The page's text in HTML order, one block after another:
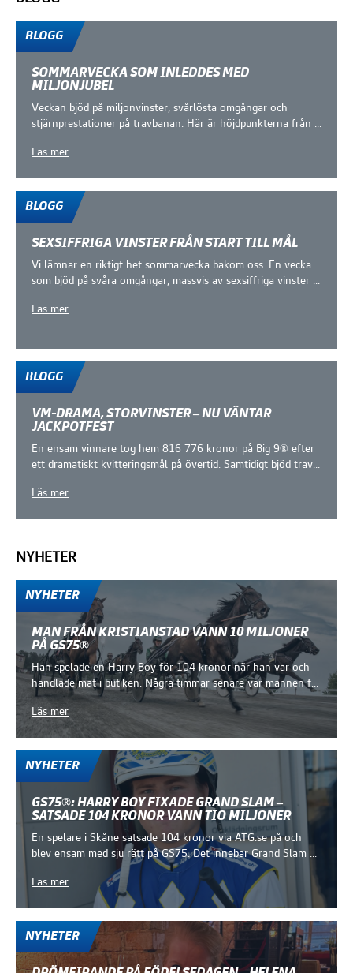
BLOGG
SOMMARVECKA SOM INLEDDES MED
MILJONJUBEL
Veckan bjöd på miljonvinster, svårlösta omgångar och
stjärnprestationer på travbanan. Här är höjdpunkterna från ...
Läs mer
BLOGG
SEXSIFFRIGA VINSTER FRÅN START TILL MÅL
Vi lämnar en riktigt het sommarvecka bakom oss. En vecka
som bjöd på svåra omgångar, massvis av sexsiffriga vinster ...
Läs mer
BLOGG
VM-DRAMA, STORVINSTER – NU VÄNTAR
JACKPOTFEST
En ensam vinnare tog hem 816 776 kronor på Big 9® efter
ett dramatiskt kvitteringsmål på övertid. Samtidigt bjöd trav...
Läs mer
NYHETER
NYHETER
MAN FRÅN KRISTIANSTAD VANN 10 MILJONER
PÅ GS75®
Han spelade en Harry Boy för 104 kronor när han var och
handlade mat i butiken. Några timmar senare var mannen f...
Läs mer
NYHETER
GS75®: HARRY BOY FIXADE GRAND SLAM –
SATSADE 104 KRONOR VANN TIO MILJONER
En spelare i Skåne satsade 104 kronor via ATG.se på och
blev ensam med sju rätt på GS75. Det innebar Grand Slam ...
Läs mer
NYHETER